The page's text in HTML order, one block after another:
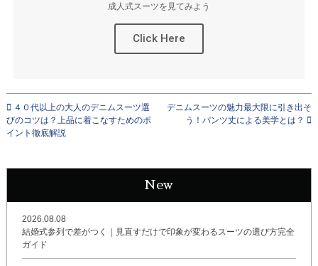
成人式スーツを見てみよう
Click Here
４０代以上の大人のデニムスーツ選
びのコツは？上品に着こなすためのポ
イント徹底解説
デニムスーツの魅力最大限に引き出そ
う！パンツ丈による美学とは？
New
2026.08.08
結婚式参列で差がつく｜見直すだけで印象が変わるスーツの選び方完全
ガイド